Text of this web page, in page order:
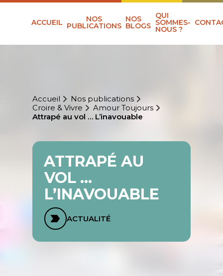
ACCUEIL NOS
PUBLICATIONS
NOS
BLOGS
QUI
SOMMES-
NOUS ?
Accueil
Nos publications
Croire & Vivre
Amour Toujours
Attrapé au vol … L’inavouable
ATTRAPÉ AU
VOL …
L’INAVOUABLE
ACTUALITÉ